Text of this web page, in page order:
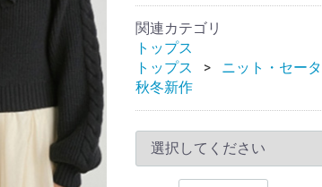
関連カテゴリ
トップス
トップス
ニット・セー
秋冬新作